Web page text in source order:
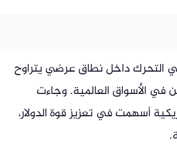
محللون أن تستمر أسعار الذهب خلال شهر يوليو 2026 في التحرك داخل نطاق عرضي يتراوح
اليقين في الأسواق العالمية. وجاءت
أسهمت في تعزيز قوة الدولار،